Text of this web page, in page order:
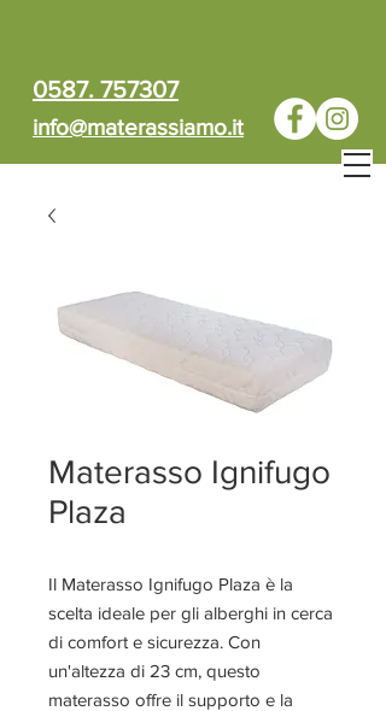
0587. 757307
info@materassiamo.it
Materasso Ignifugo
Plaza
Il Materasso Ignifugo Plaza è la
scelta ideale per gli alberghi in cerca
di comfort e sicurezza. Con
un'altezza di 23 cm, questo
materasso offre il supporto e la